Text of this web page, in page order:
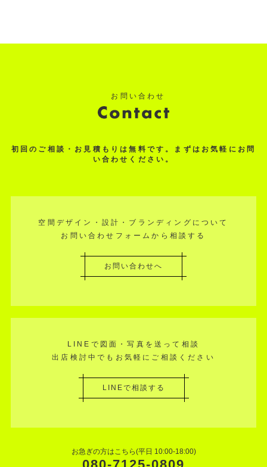
初回のご相談・お見積もりは無料です。まずはお気軽にお問
い合わせください。
空間デザイン・設計・ブランディングについて
お問い合わせフォームから相談する
お問い合わせへ
LINEで図面・写真を送って相談
出店検討中でもお気軽にご相談ください
LINEで相談する
お急ぎの方はこちら(平日 10:00-18:00)